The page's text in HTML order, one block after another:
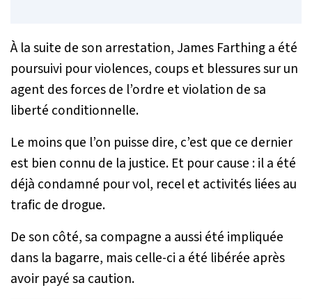
À la suite de son arrestation, James Farthing a été
poursuivi pour violences, coups et blessures sur un
agent des forces de l’ordre et violation de sa
liberté conditionnelle.
Le moins que l’on puisse dire, c’est que ce dernier
est bien connu de la justice. Et pour cause : il a été
déjà condamné pour vol, recel et activités liées au
trafic de drogue.
De son côté, sa compagne a aussi été impliquée
dans la bagarre, mais celle-ci a été libérée après
avoir payé sa caution.